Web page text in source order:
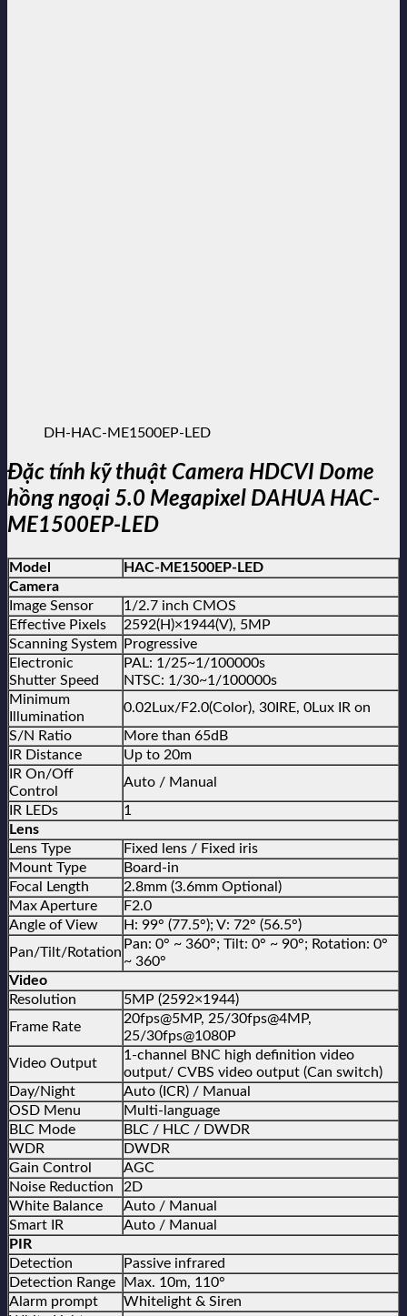
DH-HAC-ME1500EP-LED
Đặc tính kỹ thuật Camera HDCVI Dome
hồng ngoại 5.0 Megapixel DAHUA HAC-
ME1500EP-LED
Model
HAC-ME1500EP-LED
Camera
Image Sensor
1/2.7 inch CMOS
Effective Pixels
2592(H)×1944(V), 5MP
Scanning System
Progressive
Electronic
Shutter Speed
PAL: 1/25~1/100000s
NTSC: 1/30~1/100000s
Minimum
Illumination
0.02Lux/F2.0(Color), 30IRE, 0Lux IR on
S/N Ratio
More than 65dB
IR Distance
Up to 20m
IR On/Off
Control
Auto / Manual
IR LEDs
1
Lens
Lens Type
Fixed lens / Fixed iris
Mount Type
Board-in
Focal Length
2.8mm (3.6mm Optional)
Max Aperture
F2.0
Angle of View
H: 99° (77.5°); V: 72° (56.5°)
Pan/Tilt/Rotation
Pan: 0° ~ 360°; Tilt: 0° ~ 90°; Rotation: 0°
~ 360°
Video
Resolution
5MP (2592×1944)
Frame Rate
20fps@5MP, 25/30fps@4MP,
25/30fps@1080P
Video Output
1-channel BNC high definition video
output/ CVBS video output (Can switch)
Day/Night
Auto (ICR) / Manual
OSD Menu
Multi-language
BLC Mode
BLC / HLC / DWDR
WDR
DWDR
Gain Control
AGC
Noise Reduction
2D
White Balance
Auto / Manual
Smart IR
Auto / Manual
PIR
Detection
Passive infrared
Detection Range
Max. 10m, 110°
Alarm prompt
Whitelight & Siren